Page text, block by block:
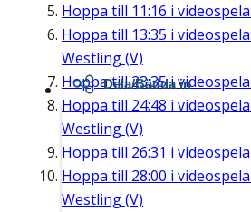
Hoppa till 11:16 i
Hoppa till 13:35 i
Westling (V)
Hoppa till23:35i
Hoppa till 24:48 i
Westling (V)
Hoppa till 26:31 i
Hoppa till 28:00 i
Westling (V)
Dela/Bädda in